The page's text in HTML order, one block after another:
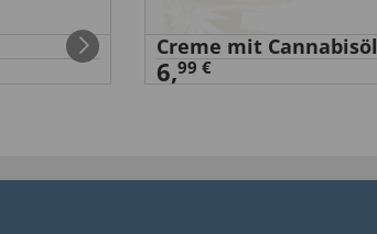
Creme mit Cannabisöl
6,99 €